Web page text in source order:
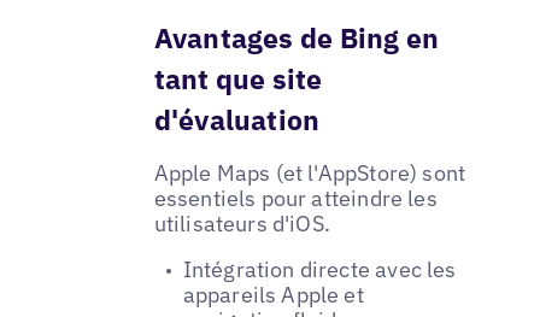
Avantages de Bing en
tant que site
d'évaluation
Apple Maps (et l'AppStore) sont
essentiels pour atteindre les
utilisateurs d'iOS.
Intégration directe avec les
appareils Apple et